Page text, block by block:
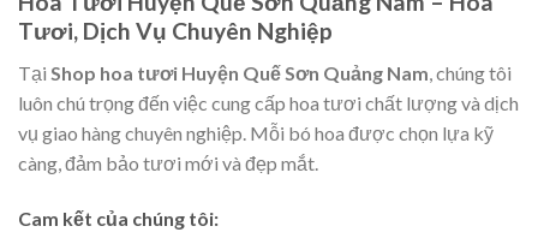
Tươi, Dịch Vụ Chuyên Nghiệp
Tại Shop hoa tươi Huyện Quế Sơn Quảng Nam, chúng tôi
luôn chú trọng đến việc cung cấp hoa tươi chất lượng và dịch
vụ giao hàng chuyên nghiệp. Mỗi bó hoa được chọn lựa kỹ
càng, đảm bảo tươi mới và đẹp mắt.
Cam kết của chúng tôi: